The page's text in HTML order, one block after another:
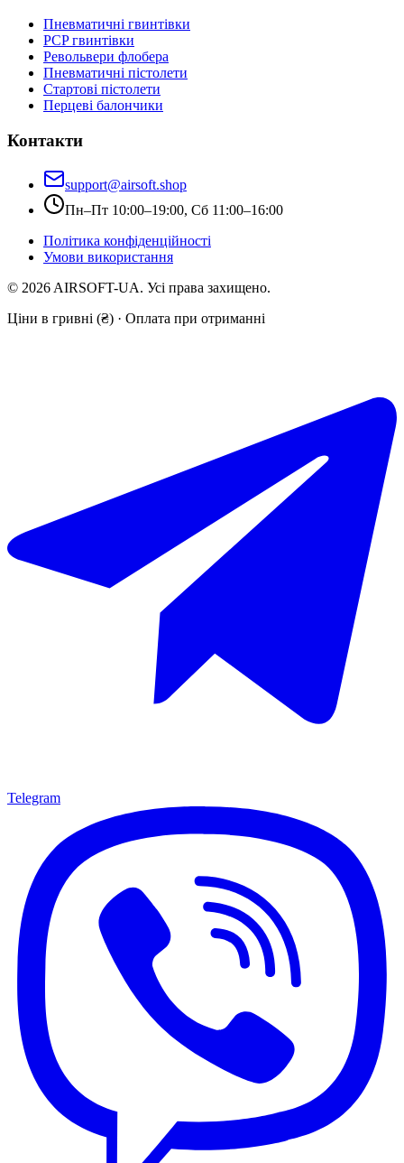
Пневматичні гвинтівки
PCP гвинтівки
Револьвери флобера
Пневматичні пістолети
Стартові пістолети
Перцеві балончики
Контакти
support@airsoft.shop
Пн–Пт 10:00–19:00, Сб 11:00–16:00
Політика конфіденційності
Умови використання
© 2026 AIRSOFT-UA. Усі права захищено.
Ціни в гривні (₴) · Оплата при отриманні
Telegram